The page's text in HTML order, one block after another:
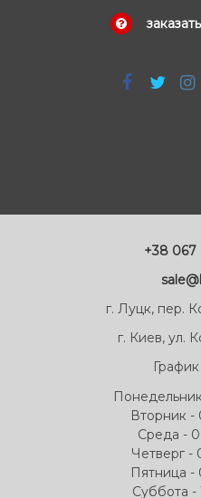
+38 067
г. Луцк, пер.
г. Киев, ул.
Вторник -
Среда -
Четверг -
Пятница -
Суббота -